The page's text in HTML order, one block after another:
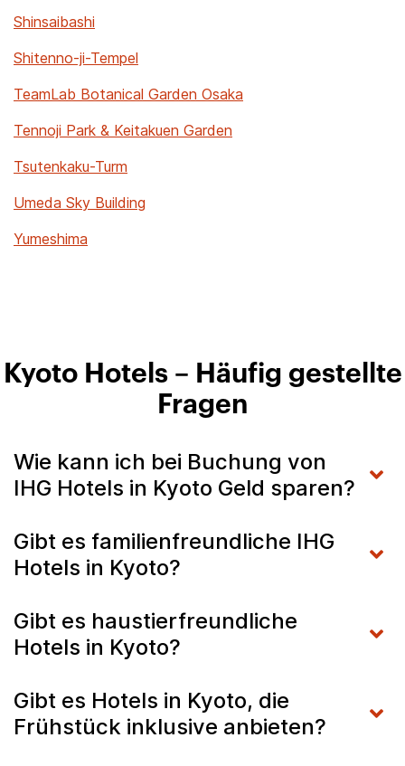
Shinsaibashi
Shitenno-ji-Tempel
TeamLab Botanical Garden Osaka
Tennoji Park & Keitakuen Garden
Tsutenkaku-Turm
Umeda Sky Building
Yumeshima
Kyoto Hotels – Häufig gestellte
Fragen
Wie kann ich bei Buchung von
IHG Hotels in Kyoto Geld sparen?
Gibt es familienfreundliche IHG
Hotels in Kyoto?
Gibt es haustierfreundliche
Hotels in Kyoto?
Gibt es Hotels in Kyoto, die
Frühstück inklusive anbieten?